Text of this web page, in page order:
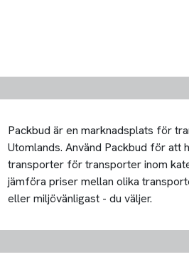
Packbud är en marknadsplats för
Utomlands. Använd Packbud för att
transporter för transporter inom
jämföra priser mellan olika
eller miljövänligast - du väljer.